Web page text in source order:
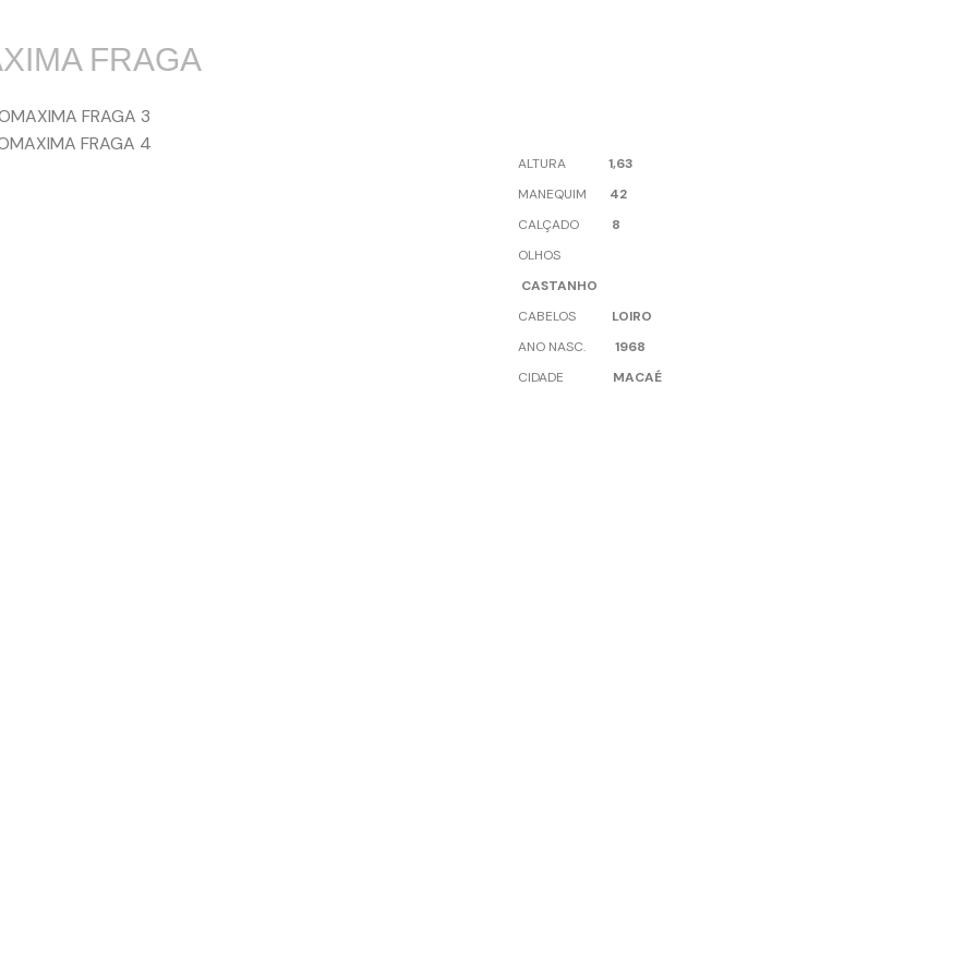
FRAGA
ALTURA 1,63
MANEQUIM
42
CALÇADO 8
OLHOS
CASTANHO
CABELOS LOIRO
ANO NASC. 1968
CIDADE MACAÉ